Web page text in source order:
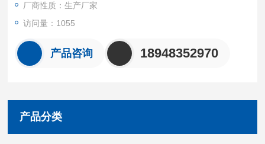
厂商性质：生产厂家
访问量：1055
产品咨询 18948352970
产品分类